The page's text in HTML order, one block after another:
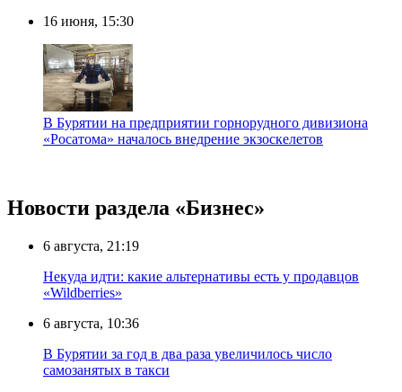
16 июня, 15:30
В Бурятии на предприятии горнорудного дивизиона
«Росатома» началось внедрение экзоскелетов
Новости раздела «Бизнес»
6 августа, 21:19
Некуда идти: какие альтернативы есть у продавцов
«Wildberries»
6 августа, 10:36
В Бурятии за год в два раза увеличилось число
самозанятых в такси